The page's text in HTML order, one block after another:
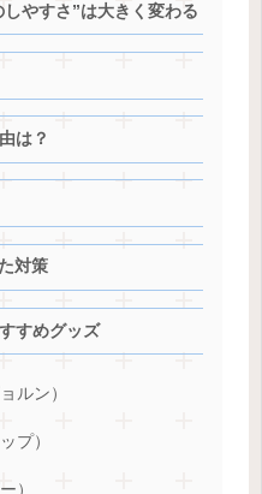
やすさ”は大きく変わる
は？
対策
すめグッズ
ルン）
プ）
）